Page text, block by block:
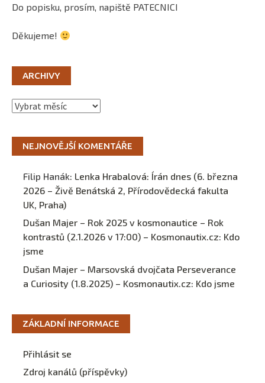
Do popisku, prosím, napiště PATECNICI
Děkujeme!
ARCHIVY
Archivy
NEJNOVĚJŠÍ KOMENTÁŘE
Filip Hanák: Lenka Hrabalová: Írán dnes (6. března
2026 – Živě Benátská 2, Přírodovědecká fakulta
UK, Praha)
Dušan Majer – Rok 2025 v kosmonautice – Rok
kontrastů (2.1.2026 v 17:00) – Kosmonautix.cz: Kdo
jsme
Dušan Majer – Marsovská dvojčata Perseverance
a Curiosity (1.8.2025) – Kosmonautix.cz: Kdo jsme
ZÁKLADNÍ INFORMACE
Přihlásit se
Zdroj kanálů (příspěvky)